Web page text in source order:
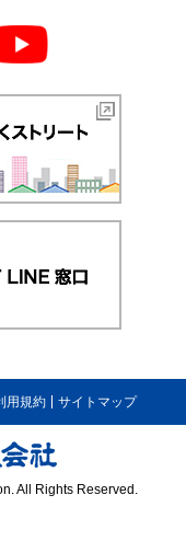
用規約 サイトマップ
All Rights Reserved.